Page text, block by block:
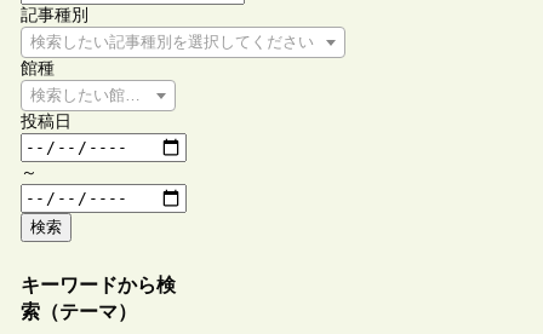
記事種別
検索したい記事種別を選択してください
館種
検索したい館種を選択してください
投稿日
～
検索
キーワードから検
索（テーマ）